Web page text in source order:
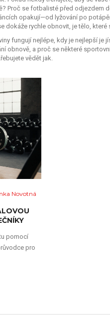
Proč se fotbalisté před odjezdem
opakují—od lyžování po
dokáže rychle obnovit, je tělo, které
fungují nejlépe, kdy je nejlepší je
obnově, a proč se některé
vědět jak.
Novotná
pomocí
pro